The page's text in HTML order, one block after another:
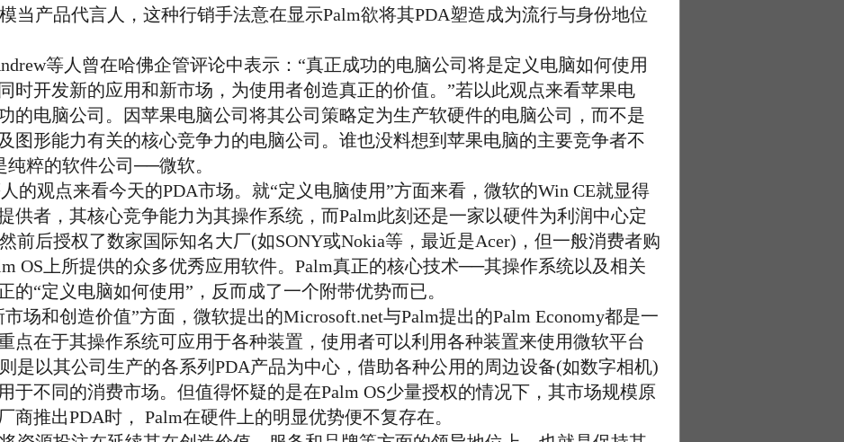
当产品代言人，这种行销手法意在显示Palm欲将其PDA塑造成为流行与身份地位
等人曾在哈佛企管评论中表示：“真正成功的电脑公司将是定义电脑如何使用
时开发新的应用和新市场，为使用者创造真正的价值。”若以此观点来看苹果电
的电脑公司。因苹果电脑公司将其公司策略定为生产软硬件的电脑公司，而不是
图形能力有关的核心竞争力的电脑公司。谁也没料想到苹果电脑的主要竞争者不
粹的软件公司──微软。
观点来看今天的PDA市场。就“定义电脑使用”方面来看，微软的Win CE就显得
供者，其核心竞争能力为其操作系统，而Palm此刻还是一家以硬件为利润中心定
前后授权了数家国际知名大厂(如SONY或Nokia等，最近是Acer)，但一般消费者购
OS上所提供的众多优秀应用软件。Palm真正的核心技术──其操作系统以及相关
的“定义电脑如何使用”，反而成了一个附带优势而已。
和创造价值”方面，微软提出的Microsoft.net与Palm提出的Palm Economy都是一
点在于其操作系统可应用于各种装置，使用者可以利用各种装置来使用微软平台
则是以其公司生产的各系列PDA产品为中心，借助各种公用的周边设备(如数字相机)
于不同的消费市场。但值得怀疑的是在Palm OS少量授权的情况下，其市场规模原
商推出PDA时， Palm在硬件上的明显优势便不复存在。